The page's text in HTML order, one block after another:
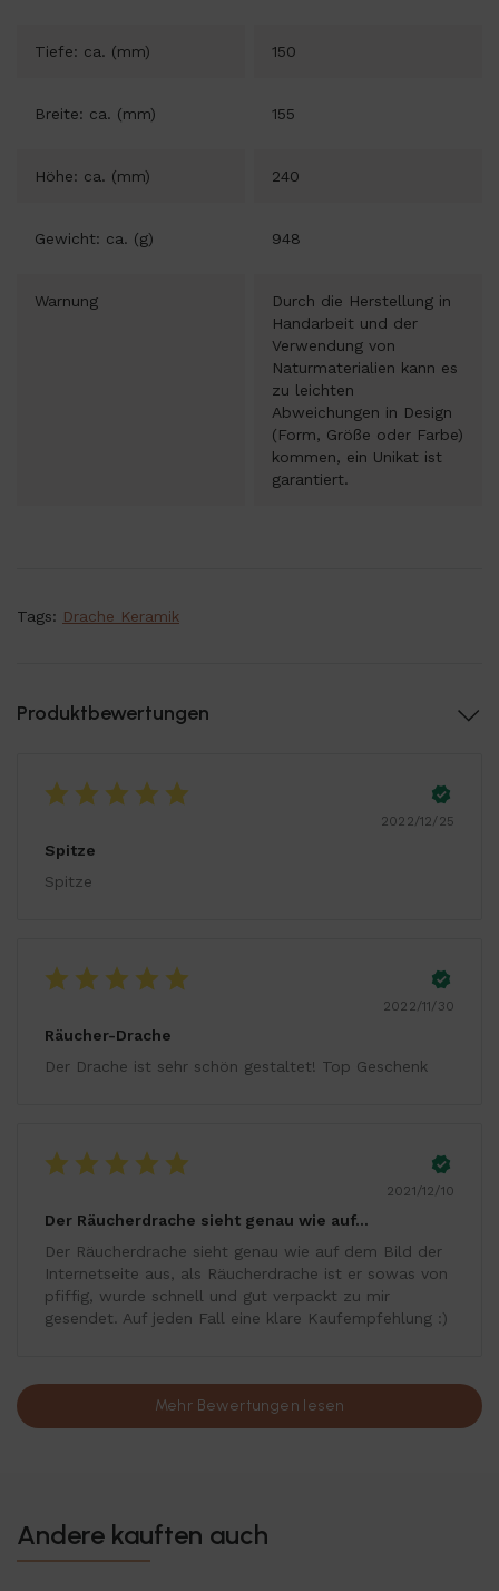
Tiefe: ca. (mm) 150
Breite: ca. (mm) 155
Höhe: ca. (mm) 240
Gewicht: ca. (g) 948
Warnung
Durch die Herstellung in
Handarbeit und der
Verwendung von
Naturmaterialien kann es
zu leichten
Abweichungen in Design
(Form, Größe oder Farbe)
kommen, ein Unikat ist
garantiert.
Tags: Drache Keramik
Produktbewertungen
2022/12/25
Spitze
Spitze
2022/11/30
Räucher-Drache
Der Drache ist sehr schön gestaltet! Top Geschenk
2021/12/10
Der Räucherdrache sieht genau wie auf…
Der Räucherdrache sieht genau wie auf dem Bild der
Internetseite aus, als Räucherdrache ist er sowas von
pfiffig, wurde schnell und gut verpackt zu mir
gesendet. Auf jeden Fall eine klare Kaufempfehlung :)
Mehr Bewertungen lesen
Andere kauften auch